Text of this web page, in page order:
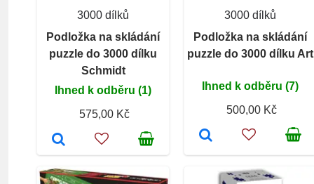
3000 dílků
Podložka na skládání
puzzle do 3000 dílku
Schmidt
Ihned k odběru (1)
575,00 Kč
3000 dílků
Podložka na skládání
puzzle do 3000 dílku Art
Ihned k odběru (7)
500,00 Kč